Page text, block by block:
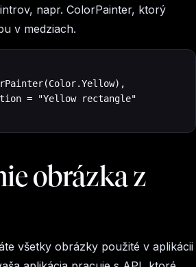
napr. ColorPainter, ktorý
v medziach.
= "Yellow rectangle"
obrázka z
všetky obrázky použité v aplikácii